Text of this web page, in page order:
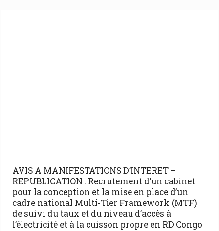
AVIS A MANIFESTATIONS D’INTERET –
REPUBLICATION : Recrutement d’un cabinet
pour la conception et la mise en place d’un
cadre national Multi-Tier Framework (MTF)
de suivi du taux et du niveau d’accès à
l’électricité et à la cuisson propre en RD Congo